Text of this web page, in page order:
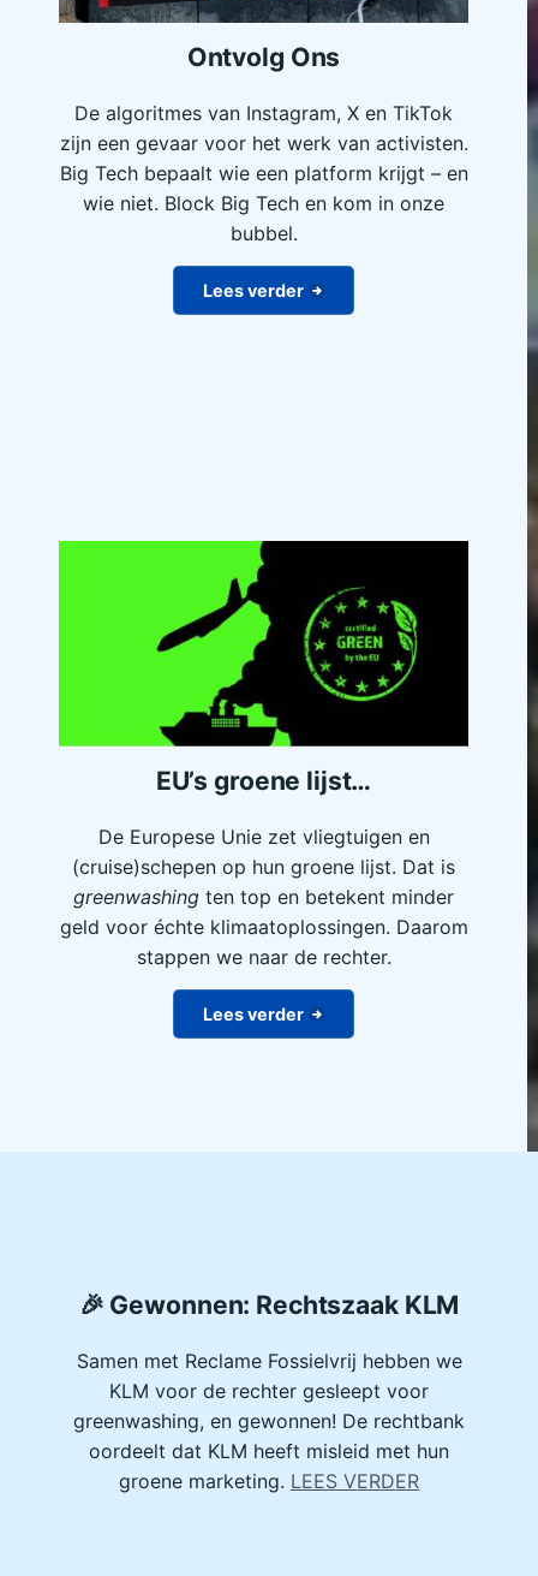
Ontvolg Ons
De algoritmes van Instagram, X en TikTok
zijn een gevaar voor het werk van activisten.
Big Tech bepaalt wie een platform krijgt – en
wie niet. Block Big Tech en kom in onze
bubbel.
Lees verder
EU’s groene lijst…
De Europese Unie zet vliegtuigen en
(cruise)schepen op hun groene lijst. Dat is
greenwashing ten top en betekent minder
geld voor échte klimaatoplossingen. Daarom
stappen we naar de rechter.
Lees verder
🎉 Gewonnen: Rechtszaak KLM
Samen met Reclame Fossielvrij hebben we
KLM voor de rechter gesleept voor
greenwashing, en gewonnen! De rechtbank
oordeelt dat KLM heeft misleid met hun
groene marketing. LEES VERDER